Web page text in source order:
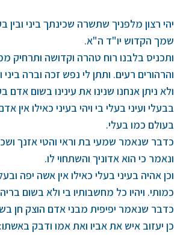
יהי רצון מלפניך שתשרה שכינתך ביני ובין
שמך הקדוש יו"ד ה"א.
ותכניס בלבנו רוח טהרה וקדושה ותרחיק
והרהורים רעים. ותתן לי נפש זכה וברה ביני
ולא ניתן אנחנו שנינו את עינינו בשום אדם
בבעלי ועיני בעלי בי ויהי בעיני כאילו אין
בעולם כמו בעלי.
כדבר שנאמר שמעי בת וראי והטי אזנך
ונאמר כי הוא אדוניך והשתחוי לו.
וכן אהיה בעיני בעלי כאילו אין אשה יפה
כמותי. ויהיו כל מחשבותיו בי ולא בשום
כדבר שנאמר יפיפית מבני אדם הוצק חן
כן יעזוב איש את אביו ואת אמו ודבק באשתו: